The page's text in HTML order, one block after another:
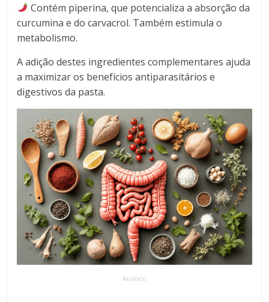
Contém piperina, que potencializa a absorção da
curcumina e do carvacrol. Também estimula o
metabolismo.
A adição destes ingredientes complementares ajuda
a maximizar os benefícios antiparasitários e
digestivos da pasta.
Anúncio